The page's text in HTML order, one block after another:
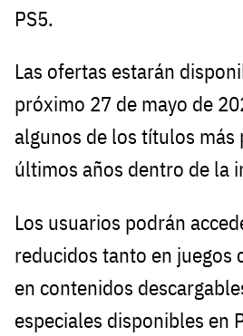
PS5.
Las ofertas estarán
próximo 27 de mayo de
algunos de los títulos más
últimos años dentro de la
Los usuarios podrán
reducidos tanto en juegos
en contenidos
especiales disponibles en